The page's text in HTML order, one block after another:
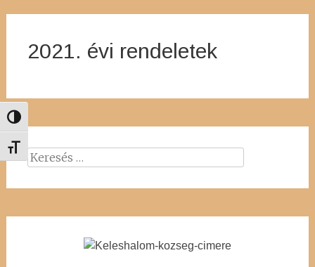
Nagy kontraszt váltása
Betűméret váltása
2021. évi rendeletek
Keresés: